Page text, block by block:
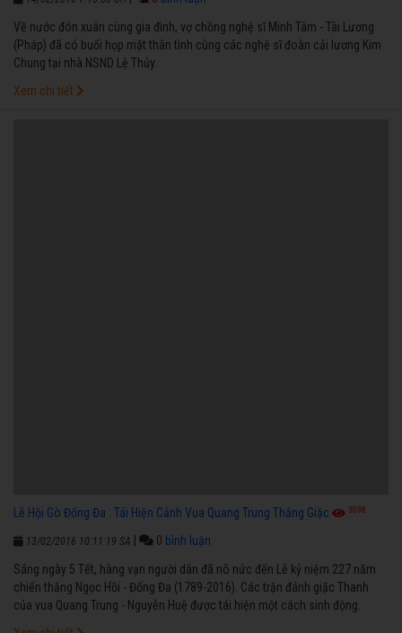
Về nước đón xuân cùng gia đình, vợ chồng nghệ sĩ Minh Tâm - Tài Lương
(Pháp) đã có buổi họp mặt thân tình cùng các nghệ sĩ đoàn cải lương Kim
Chung tại nhà NSND Lệ Thủy.
Xem chi tiết
Lễ Hội Gò Đống Đa : Tái Hiện Cảnh Vua Quang Trung Thắng Giặc 3038
13/02/2016 10:11:19 SA 0 bình luận
Sáng ngày 5 Tết, hàng vạn người dân đã nô nức đến Lễ kỷ niệm 227 năm
chiến thắng Ngọc Hồi - Đống Đa (1789-2016). Các trận đánh giặc Thanh
của vua Quang Trung - Nguyễn Huệ được tái hiện một cách sinh động.